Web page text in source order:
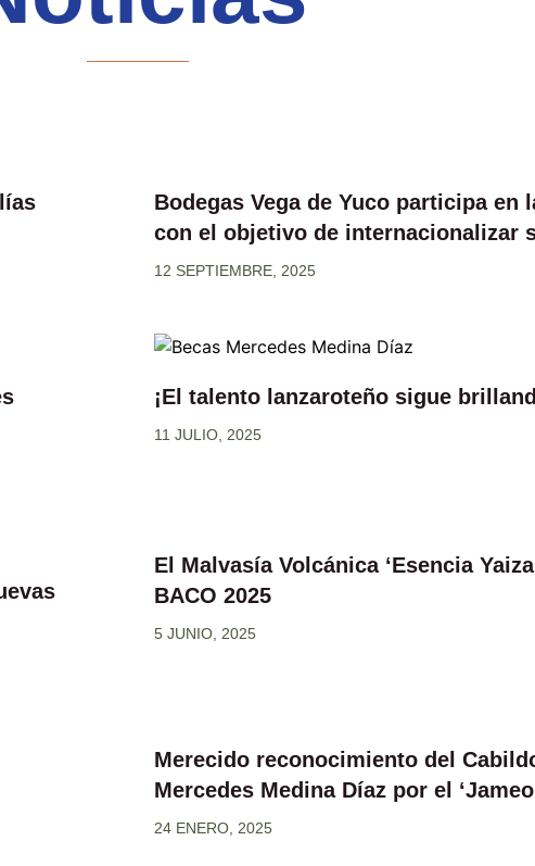
Bodegas Vega de Yuco participa en
con el objetivo de internacionalizar
12 SEPTIEMBRE, 2025
¡El talento lanzaroteño sigue
11 JULIO, 2025
El Malvasía Volcánica ‘Esencia
BACO 2025
5 JUNIO, 2025
Merecido reconocimiento del
Mercedes Medina Díaz por el
24 ENERO, 2025